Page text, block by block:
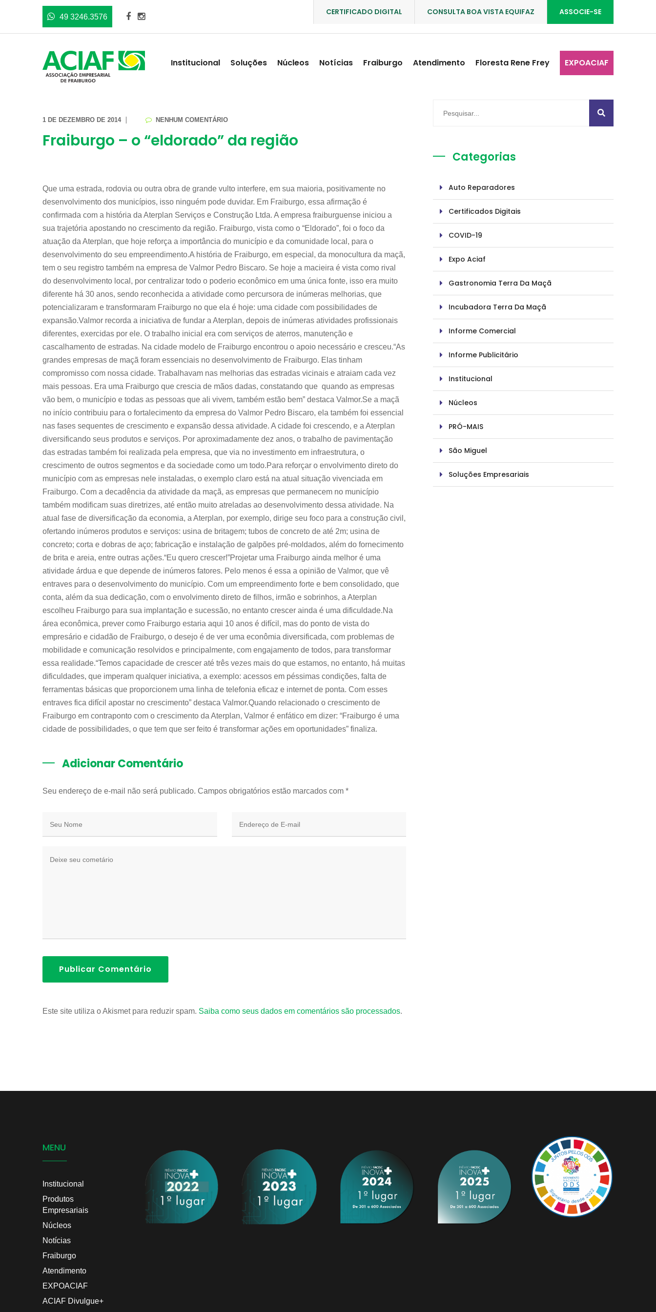
49 3246.3576
ASSOCIE-SE
CONSULTA BOA VISTA EQUIFAZ
CERTIFICADO DIGITAL
Institucional Soluções Núcleos Notícias Fraiburgo Atendimento Floresta Rene Frey EXPOACIAF
1 DE DEZEMBRO DE 2014 NENHUM COMENTÁRIO
Fraiburgo – o “eldorado” da região
Que uma estrada, rodovia ou outra obra de grande vulto interfere, em sua maioria, positivamente no
desenvolvimento dos municípios, isso ninguém pode duvidar. Em Fraiburgo, essa afirmação é
confirmada com a história da Aterplan Serviços e Construção Ltda. A empresa fraiburguense iniciou a
sua trajetória apostando no crescimento da região. Fraiburgo, vista como o “Eldorado”, foi o foco da
atuação da Aterplan, que hoje reforça a importância do município e da comunidade local, para o
desenvolvimento do seu empreendimento.A história de Fraiburgo, em especial, da monocultura da maçã,
tem o seu registro também na empresa de Valmor Pedro Biscaro. Se hoje a macieira é vista como rival
do desenvolvimento local, por centralizar todo o poderio econômico em uma única fonte, isso era muito
diferente há 30 anos, sendo reconhecida a atividade como percursora de inúmeras melhorias, que
potencializaram e transformaram Fraiburgo no que ela é hoje: uma cidade com possibilidades de
expansão.Valmor recorda a iniciativa de fundar a Aterplan, depois de inúmeras atividades profissionais
diferentes, exercidas por ele. O trabalho inicial era com serviços de aterros, manutenção e
cascalhamento de estradas. Na cidade modelo de Fraiburgo encontrou o apoio necessário e cresceu.“As
grandes empresas de maçã foram essenciais no desenvolvimento de Fraiburgo. Elas tinham
compromisso com nossa cidade. Trabalhavam nas melhorias das estradas vicinais e atraiam cada vez
mais pessoas. Era uma Fraiburgo que crescia de mãos dadas, constatando que quando as empresas
vão bem, o município e todas as pessoas que ali vivem, também estão bem” destaca Valmor.Se a maçã
no início contribuiu para o fortalecimento da empresa do Valmor Pedro Biscaro, ela também foi essencial
nas fases sequentes de crescimento e expansão dessa atividade. A cidade foi crescendo, e a Aterplan
diversificando seus produtos e serviços. Por aproximadamente dez anos, o trabalho de pavimentação
das estradas também foi realizada pela empresa, que via no investimento em infraestrutura, o
crescimento de outros segmentos e da sociedade como um todo.Para reforçar o envolvimento direto do
município com as empresas nele instaladas, o exemplo claro está na atual situação vivenciada em
Fraiburgo. Com a decadência da atividade da maçã, as empresas que permanecem no município
também modificam suas diretrizes, até então muito atreladas ao desenvolvimento dessa atividade. Na
atual fase de diversificação da economia, a Aterplan, por exemplo, dirige seu foco para a construção civil,
ofertando inúmeros produtos e serviços: usina de britagem; tubos de concreto de até 2m; usina de
concreto; corta e dobras de aço; fabricação e instalação de galpões pré-moldados, além do fornecimento
de brita e areia, entre outras ações.“Eu quero crescer!”Projetar uma Fraiburgo ainda melhor é uma
atividade árdua e que depende de inúmeros fatores. Pelo menos é essa a opinião de Valmor, que vê
entraves para o desenvolvimento do município. Com um empreendimento forte e bem consolidado, que
conta, além da sua dedicação, com o envolvimento direto de filhos, irmão e sobrinhos, a Aterplan
escolheu Fraiburgo para sua implantação e sucessão, no entanto crescer ainda é uma dificuldade.Na
área econômica, prever como Fraiburgo estaria aqui 10 anos é difícil, mas do ponto de vista do
empresário e cidadão de Fraiburgo, o desejo é de ver uma econômia diversificada, com problemas de
mobilidade e comunicação resolvidos e principalmente, com engajamento de todos, para transformar
essa realidade.“Temos capacidade de crescer até três vezes mais do que estamos, no entanto, há muitas
dificuldades, que imperam qualquer iniciativa, a exemplo: acessos em péssimas condições, falta de
ferramentas básicas que proporcionem uma linha de telefonia eficaz e internet de ponta. Com esses
entraves fica difícil apostar no crescimento” destaca Valmor.Quando relacionado o crescimento de
Fraiburgo em contraponto com o crescimento da Aterplan, Valmor é enfático em dizer: “Fraiburgo é uma
cidade de possibilidades, o que tem que ser feito é transformar ações em oportunidades” finaliza.
Adicionar Comentário
Seu endereço de e-mail não será publicado. Campos obrigatórios estão marcados com *
Publicar Comentário
Este site utiliza o Akismet para reduzir spam. Saiba como seus dados em comentários são processados.
Categorias
Auto Reparadores
Certificados Digitais
COVID-19
Expo Aciaf
Gastronomia Terra Da Maçã
Incubadora Terra Da Maçã
Informe Comercial
Informe Publicitário
Institucional
Núcleos
PRÓ-MAIS
São Miguel
Soluções Empresariais
MENU
Institucional
Produtos
Empresariais
Núcleos
Notícias
Fraiburgo
Atendimento
EXPOACIAF
ACIAF Divulgue+